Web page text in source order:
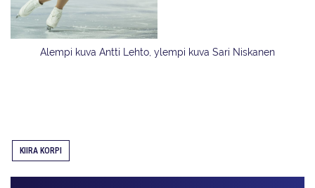
Alempi kuva Antti Lehto, ylempi kuva Sari Niskanen
KIIRA KORPI